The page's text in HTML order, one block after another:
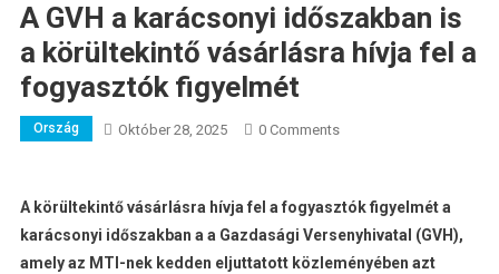
A GVH a karácsonyi időszakban is
a körültekintő vásárlásra hívja fel a
fogyasztók figyelmét
Ország Október 28, 2025 0 Comments
A körültekintő vásárlásra hívja fel a fogyasztók figyelmét a
karácsonyi időszakban a a Gazdasági Versenyhivatal (GVH),
amely az MTI-nek kedden eljuttatott közleményében azt